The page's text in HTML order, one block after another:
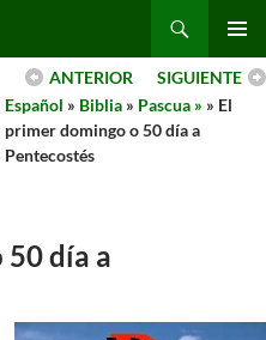
MENU
SIGUIENTE
ANTERIOR
Español » Biblia » Pascua » » El
primer domingo o 50 día a
Pentecostés
día a